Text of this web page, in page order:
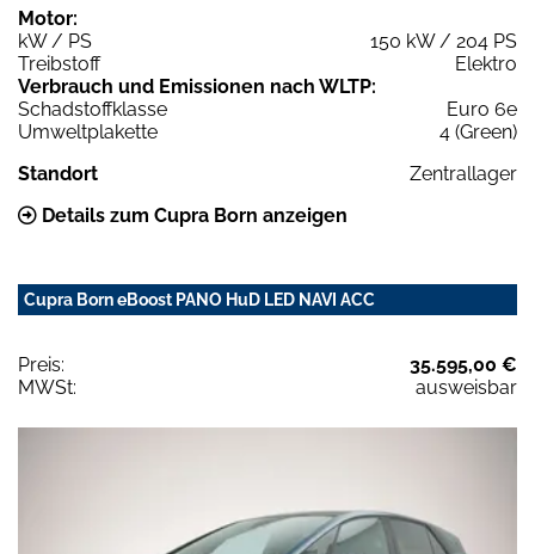
Motor:
kW / PS
150 kW / 204 PS
Treibstoff
Elektro
Verbrauch und Emissionen nach WLTP:
Schadstoffklasse
Euro 6e
Umweltplakette
4 (Green)
Standort
Zentrallager
Details zum Cupra Born anzeigen
Cupra Born eBoost PANO HuD LED NAVI ACC
Preis:
35.595,00 €
MWSt:
ausweisbar